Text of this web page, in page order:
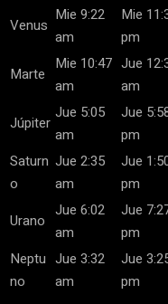
Venus
Mie 9:22
am
Mie
pm
Marte
Mie 10:47
am
Jue
am
Júpiter
Jue 5:05
am
Jue
pm
Saturn
o
Jue 2:35
am
Jue
pm
Urano
Jue 6:02
am
Jue
pm
Neptu
no
Jue 3:32
am
Jue
pm